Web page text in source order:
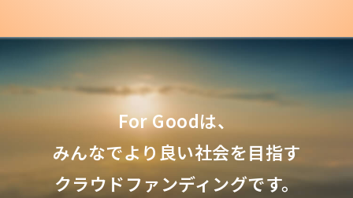
For Goodは、
みんなでより良い社会を目指す
クラウドファンディングです。